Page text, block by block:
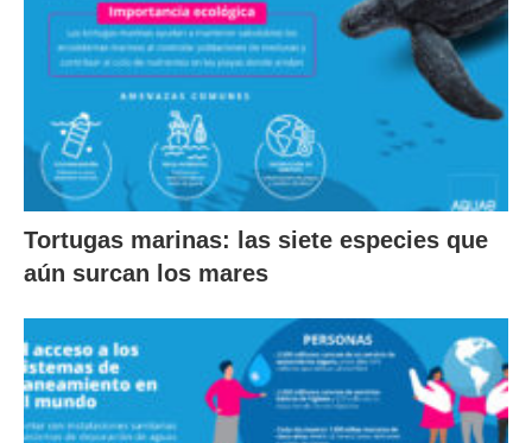
Tortugas marinas: las siete especies que
aún surcan los mares